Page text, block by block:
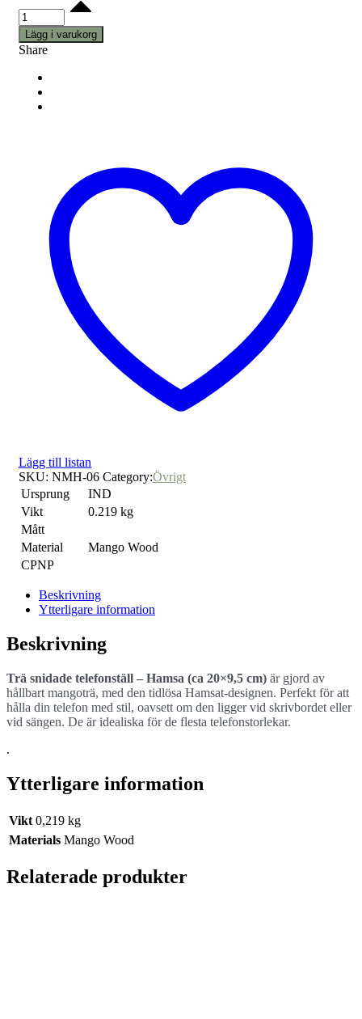
Lägg i varukorg
Share
Lägg till listan
SKU: NMH-06 Category:Övrigt
Ursprung
IND
Vikt
0.219 kg
Mått
Material
Mango Wood
CPNP
Beskrivning
Ytterligare information
Beskrivning
Trä snidade telefonställ – Hamsa (ca 20×9,5 cm) är gjord av
hållbart mangoträ, med den tidlösa Hamsat-designen. Perfekt för att
hålla din telefon med stil, oavsett om den ligger vid skrivbordet eller
vid sängen. De är idealiska för de flesta telefonstorlekar.
.
Ytterligare information
Vikt 0,219 kg
Materials Mango Wood
Relaterade produkter